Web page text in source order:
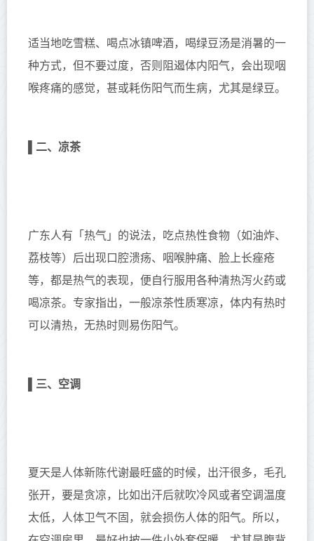
适当地吃雪糕、喝点冰镇啤酒，喝绿豆汤是消暑的一
种方式，但不要过度，否则阻遏体内阳气，会出现咽
喉疼痛的感觉，甚或耗伤阳气而生病，尤其是绿豆。
二、凉茶
广东人有「热气」的说法，吃点热性食物（如油炸、
荔枝等）后出现口腔溃疡、咽喉肿痛、脸上长痤疮
等，都是热气的表现，便自行服用各种清热泻火药或
喝凉茶。专家指出，一般凉茶性质寒凉，体内有热时
可以清热，无热时则易伤阳气。
三、空调
夏天是人体新陈代谢最旺盛的时候，出汗很多，毛孔
张开，要是贪凉，比如出汗后就吹冷风或者空调温度
太低，人体卫气不固，就会损伤人体的阳气。所以，